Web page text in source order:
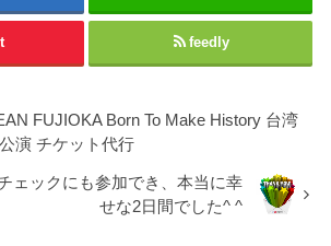
feedly
FUJIOKA Born To Make History 台湾
演 チケット代行
ェックにも参加でき、本当に幸
せな2日間でした^ ^